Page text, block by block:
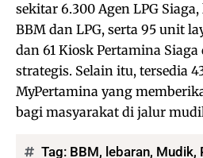
sekitar 6.300 Agen LPG
BBM dan LPG, serta 95 unit
dan 61 Kiosk Pertamina
strategis. Selain itu, tersedia
MyPertamina yang
bagi masyarakat di jalur
Tag: BBM, lebaran, Mudik,